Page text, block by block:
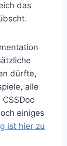
das
dürfte,
alle
einiges
ist hier zu